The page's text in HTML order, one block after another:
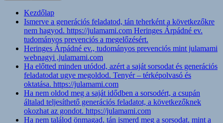
Kezdőlap
Ismerve a generációs feladatod, tán teherként a következőkre
nem hagyod. https://julamami.com Heringes Árpádné ev.
tudományos prevenciós a megelőzésért.
Heringes Árpádné ev., tudományos prevenciós mint julamami
webnagyi ,julamami.com
Ha előtted minden utódod, azért a saját sorsodat és generációs
feladatodat ugye megoldod. Tenyér – térképolvasó és
oktatása. https://julamami.com
Ha nem oldod meg a saját idődben a sorsodért, a csupán
általad teljesíthető generációs feladatot, a következőknek
okozhat az gondot. https://julamami.com
Ha nem találod önmagad, tán ismerd meg a sorsodat, mint a